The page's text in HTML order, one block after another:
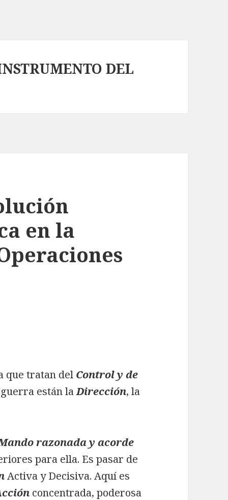
DEL
en la
que tratan del Control y de
están laDirección, la
razonada y acorde
para ella. Es pasar de
Activa y Decisiva. Aquí es
concentrada, poderosa